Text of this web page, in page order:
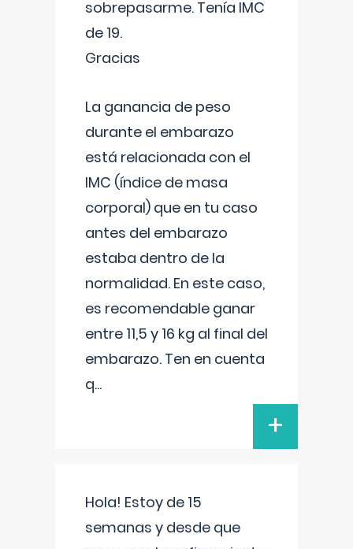
sobrepasarme. Tenía IMC
de 19.
Gracias
La ganancia de peso
durante el embarazo
está relacionada con el
IMC (índice de masa
corporal) que en tu caso
antes del embarazo
estaba dentro de la
normalidad. En este caso,
es recomendable ganar
entre 11,5 y 16 kg al final del
embarazo. Ten en cuenta
q...
+
Hola! Estoy de 15
semanas y desde que